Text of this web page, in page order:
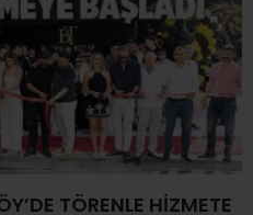
TÖRENLE HİZMETE